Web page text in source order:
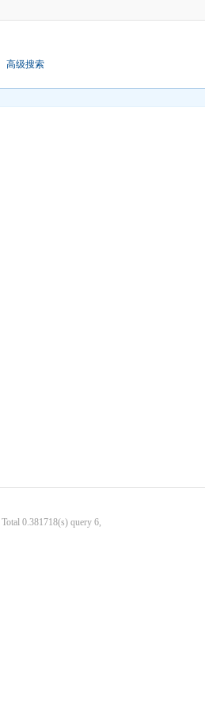
高级搜索
Total 0.381718(s) query 6,